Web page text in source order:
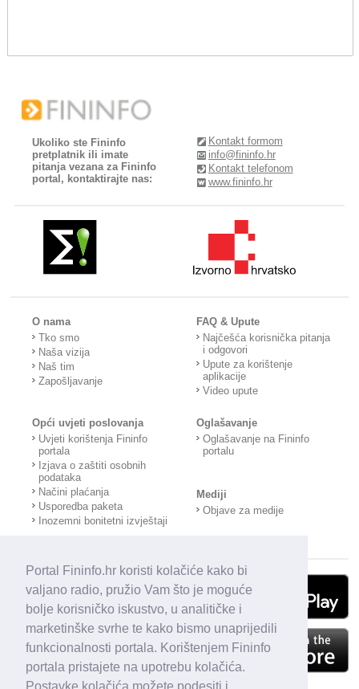
Portal Fininfo.hr koristi kolačiće kako bi
valjano radio, pružio Vam što je moguće
bolje korisničko iskustvo, u analitičke i
marketinške svrhe te kako bismo unaprijedili
funkcionalnosti portala. Korištenjem Fininfo
portala pristajete na upotrebu kolačića.
Ukoliko ste Fininfo
pretplatnik ili imate
pitanja vezana za Fininfo
portal, kontaktirajte nas:
Kontakt formom
info@fininfo.hr
Kontakt telefonom
www.fininfo.hr
O nama
Tko smo
Naša vizija
Naš tim
Zapošljavanje
FAQ & Upute
Najčešća korisnička pitanja
i odgovori
Upute za korištenje
aplikacije
Video upute
Opći uvjeti poslovanja
Uvjeti korištenja Fininfo
portala
Izjava o zaštiti osobnih
podataka
Načini plaćanja
Usporedba paketa
Inozemni bonitetni izvještaji
Oglašavanje
Oglašavanje na Fininfo
portalu
Mediji
Objave za medije